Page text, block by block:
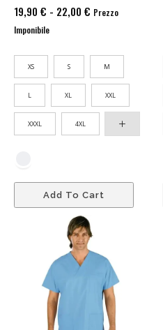
19,90 € - 22,00 € Fascia
19,90 €
22,00 €
Prezzo
Imponibile
XS S M
L XL XXL
XXXL 4XL
Add To Cart